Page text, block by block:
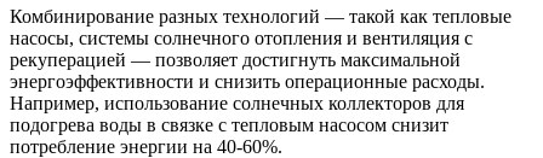
Комбинирование разных технологий — такой как тепловые
насосы, системы солнечного отопления и вентиляция с
рекуперацией — позволяет достигнуть максимальной
энергоэффективности и снизить операционные расходы.
Например, использование солнечных коллекторов для
подогрева воды в связке с тепловым насосом снизит
потребление энергии на 40-60%.